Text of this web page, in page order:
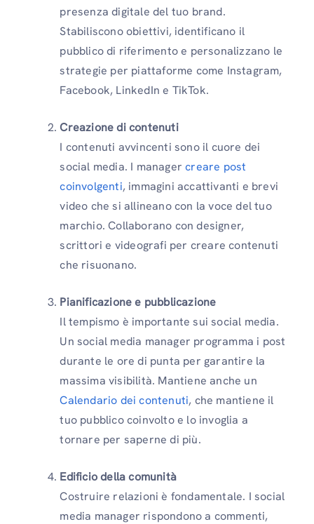
presenza digitale del tuo brand.
Stabiliscono obiettivi, identificano il
pubblico di riferimento e personalizzano le
strategie per piattaforme come Instagram,
Facebook, LinkedIn e TikTok.
Creazione di contenuti
I contenuti avvincenti sono il cuore dei
social media. I managercreare post
coinvolgenti, immagini accattivanti e brevi
video che si allineano con la voce del tuo
marchio. Collaborano con designer,
scrittori e videografi per creare contenuti
che risuonano.
Pianificazione e pubblicazione
Il tempismo è importante sui social media.
Un social media manager programma i post
durante le ore di punta per garantire la
massima visibilità. Mantiene anche un
Calendario dei contenuti, che mantiene il
tuo pubblico coinvolto e lo invoglia a
tornare per saperne di più.
Edificio della comunità
Costruire relazioni è fondamentale. I social
media manager rispondono a commenti,